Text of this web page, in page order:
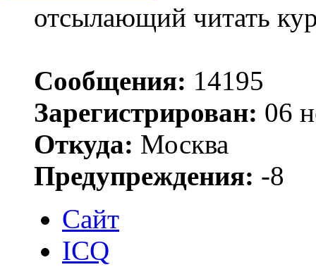
отсылающий читать
Сообщения: 14195
Зарегистрирован: 06
Откуда: Москва
Предупреждения: -8
Сайт
ICQ